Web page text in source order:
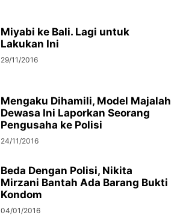
Miyabi ke Bali. Lagi untuk
Lakukan Ini
29/11/2016
Mengaku Dihamili, Model Majalah
Dewasa Ini Laporkan Seorang
Pengusaha ke Polisi
24/11/2016
Beda Dengan Polisi, Nikita
Mirzani Bantah Ada Barang Bukti
Kondom
04/01/2016